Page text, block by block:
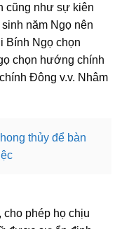
cũng như sự kiên
năm Ngọ nên
Bính Ngọ chọn
chọn hướng chính
Đông v.v. Nhâm
thủy để bàn
phép họ chịu